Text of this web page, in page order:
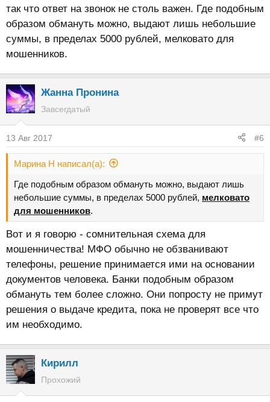
так что ответ на звонок не столь важен. Где подобным
образом обмануть можно, выдают лишь небольшие
суммы, в пределах 5000 рублей, мелковато для
мошенников.
Жанна Пронина
Завсегдатый
13 Авг 2017 #6
Марина Н написал(а):
Где подобным образом обмануть можно, выдают лишь
небольшие суммы, в пределах 5000 рублей, мелковато
для мошенников.
Вот и я говорю - сомнительная схема для
мошенничества! МФО обычно не обзванивают
телефоны, решение принимается ими на основании
документов человека. Банки подобным образом
обмануть тем более сложно. Они попросту не примут
решения о выдаче кредита, пока не проверят все что
им необходимо.
Кирилл
Прохожий